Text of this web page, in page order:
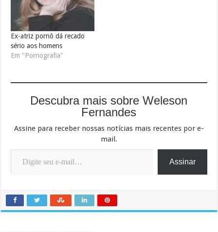
Ex-atriz pornô dá recado
sério aos homens
Em "Pornografia"
Descubra mais sobre Weleson
Fernandes
Assine para receber nossas notícias mais recentes por e-
mail.
Digite seu e-mail…
Assinar